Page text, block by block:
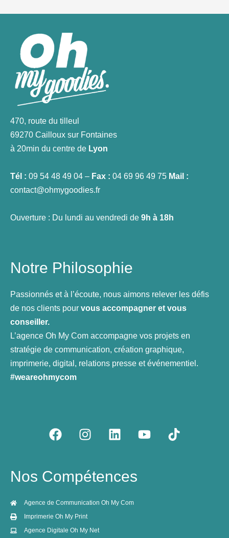
470, route du tilleul
69270 Cailloux sur Fontaines
à 20min du centre de Lyon
Tél : 09 54 48 49 04 – Fax : 04 69 96 49 75 Mail :
contact@ohmygoodies.fr
Ouverture : Du lundi au vendredi de 9h à 18h
Notre Philosophie
Passionnés et à l’écoute, nous aimons relever les défis
de nos clients pour vous accompagner et vous
conseiller.
L’agence Oh My Com accompagne vos projets en
stratégie de communication, création graphique,
imprimerie, digital, relations presse et événementiel.
#weareohmycom
F
a
b
o
k
I
n
a
r
a
m
L
i
e
i
Y
o
T
i
Nos Compétences
Agence de Communication Oh My Com
Imprimerie Oh My Print
Agence Digitale Oh My Net